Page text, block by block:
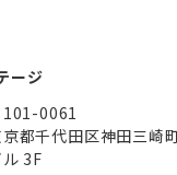
ージ
101-0061
都千代田区神田三崎
ル 3F